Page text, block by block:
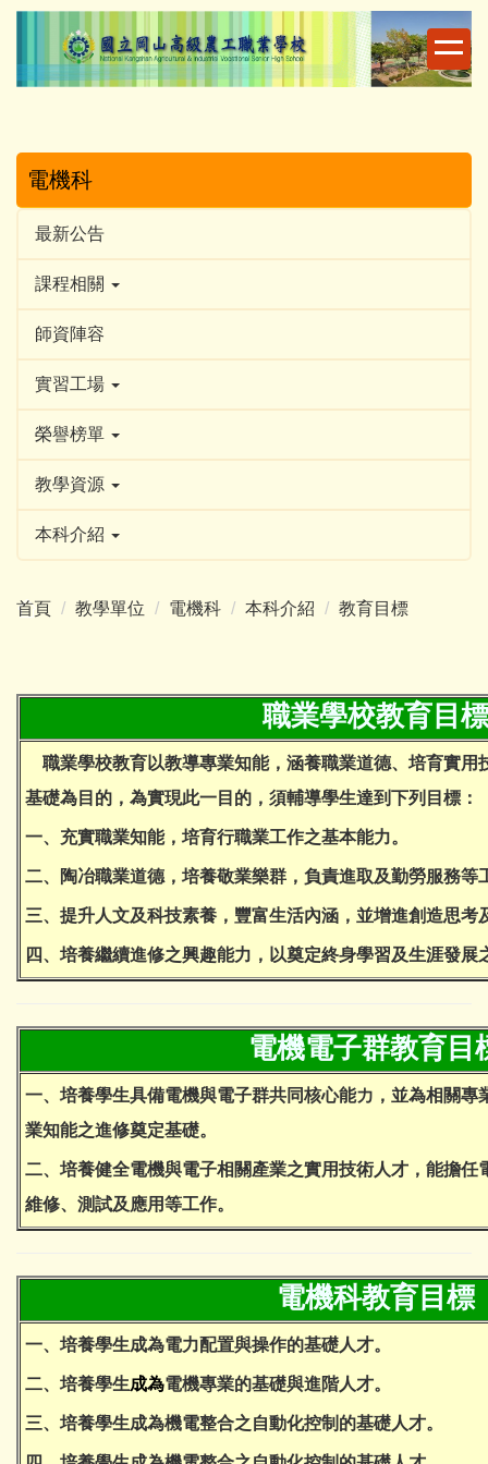
跳
主
電機科
最新公告
課程相關
師資陣容
實習工場
榮譽榜單
教學資源
本科介紹
首頁 教學單位 電機科 本科介紹 教育目標
職業學校教育目標
職業學校教育以教導專業知能，涵養職業道德、培育實用
基礎為目的，為實現此一目的，須輔導學生達到下列目標：
一、充實職業知能，培育行職業工作之基本能力。
二、陶冶職業道德，培養敬業樂群，負責進取及勤勞服務等
三、提升人文及科技素養，豐富生活內涵，並增進創造思考
四、培養繼續進修之興趣能力，以奠定終身學習及生涯發展
電機電子群教育目
一、培養學生具備電機與電子群共同核心能力，並為相關
業知能之進修奠定基礎。
二、培養健全電機與電子相關產業之實用技術人才，能擔
維修、測試及應用等工作。
電機科教育目標
一、培養學生成為電力配置與操作的基礎人才。
二、培養學生成為電機專業的基礎與進階人才。
三、培養學生成為機電整合之自動化控制的基礎人才。